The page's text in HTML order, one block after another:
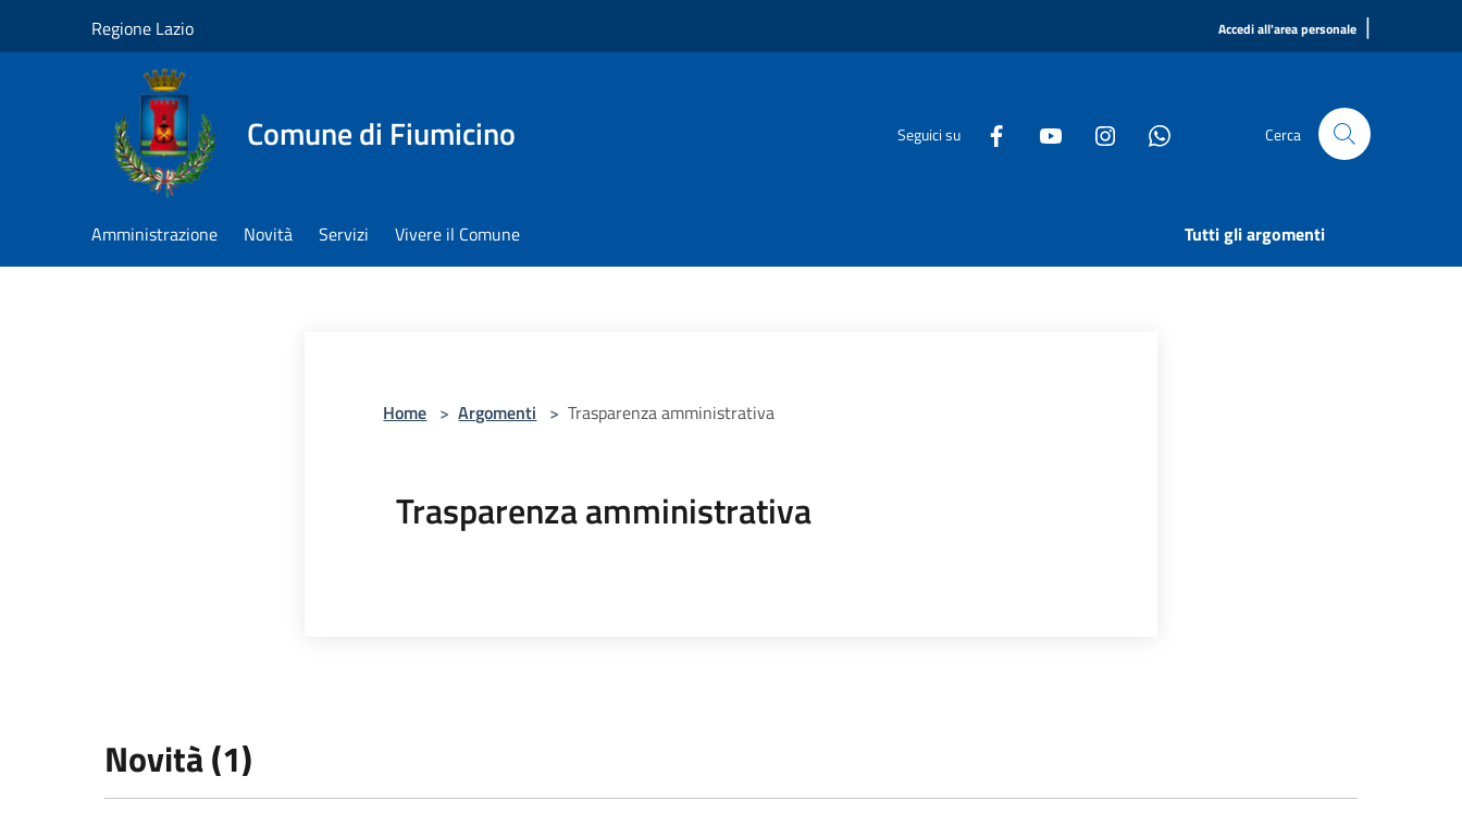
Regione Lazio Accedi all'area personale |
Comune di Fiumicino Seguici su Cerca
Amministrazione Novità Servizi Vivere il Comune Tutti gli argomenti
Home > Argomenti > Trasparenza amministrativa
Trasparenza amministrativa
Novità (1)